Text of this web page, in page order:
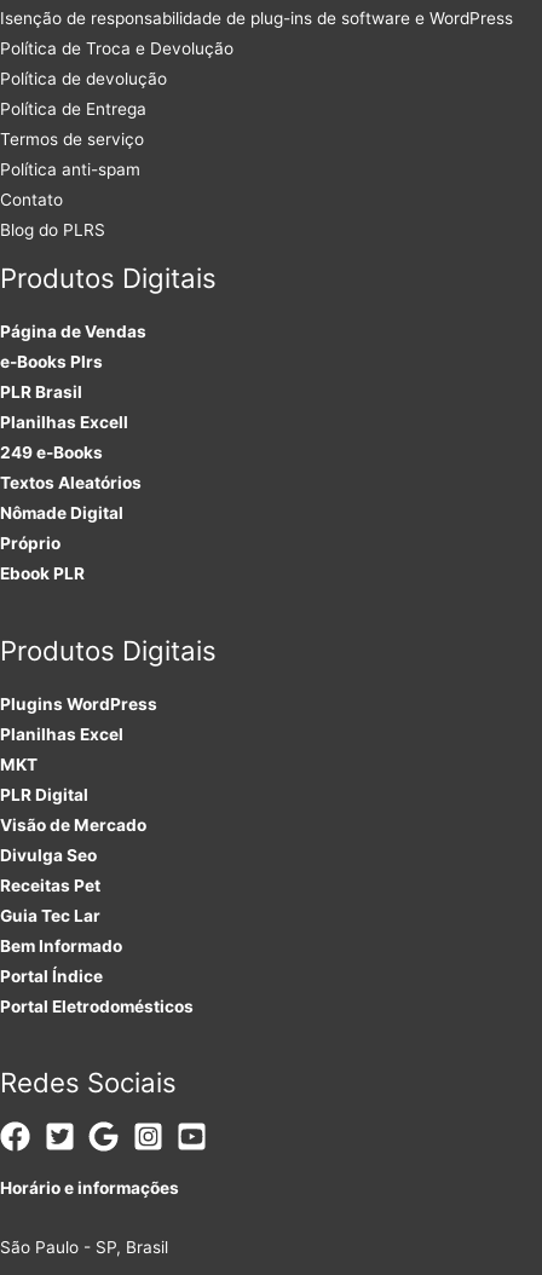
Isenção de responsabilidade de plug-ins de software e WordPress
Política de Troca e Devolução
Política de devolução
Política de Entrega
Termos de serviço
Política anti-spam
Contato
Blog do PLRS
Produtos Digitais
Página de Vendas
e-Books Plrs
PLR Brasil
Planilhas Excell
249 e-Books
Textos Aleatórios
Nômade Digital
Próprio
Ebook PLR
Produtos Digitais
PluginsWordPress
Planilhas Excel
MKT
PLRDigital
Visão de Mercado
Divulga Seo
Receitas Pet
Guia Tec Lar
Bem Informado
Portal Índice
Portal Eletrodomésticos
Redes Sociais
Horário e informações
São Paulo - SP, Brasil